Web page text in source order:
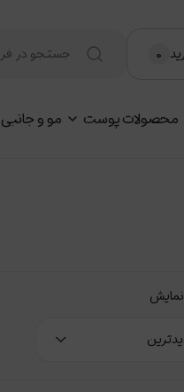
۰
محصولات پوست مو و جانبی